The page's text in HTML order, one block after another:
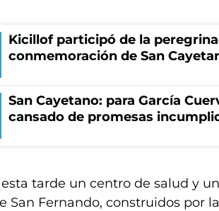
Kicillof participó de la
conmemoración de San
San Cayetano: para García
cansado de promesas
tarde un centro de salud y un
San Fernando, construidos por